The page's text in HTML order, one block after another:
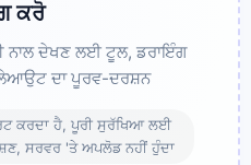
ਕਰੋ
ਨਾਲ ਦੇਖਣ ਲਈ ਟੂਲ, ਡਰਾਇੰਗ
ਦਾ ਪੂਰਵ-ਦਰਸ਼ਨ
ਕਰਦਾ ਹੈ, ਪੂਰੀ ਸੁਰੱਖਿਆ ਲਈ
ਸਰਵਰ 'ਤੇ ਅਪਲੋਡ ਨਹੀਂ ਹੁੰਦਾ